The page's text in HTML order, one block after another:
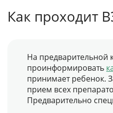
Как проходит
На предварительной
проинформировать
принимает ребенок.
прием всех
Предварительно